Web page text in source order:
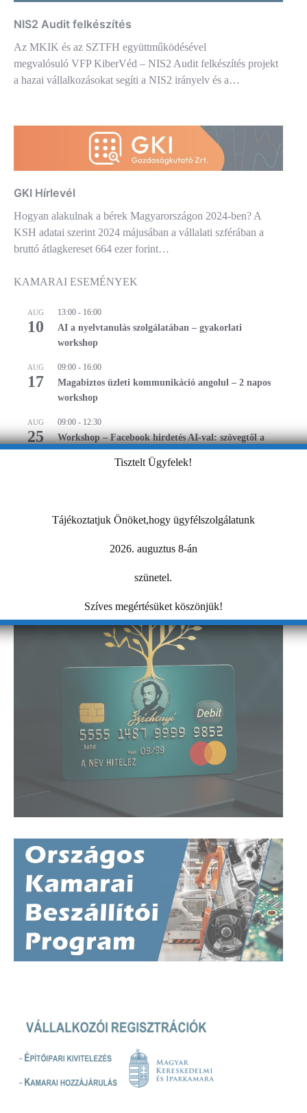
NIS2 Audit felkészítés
Az MKIK és az SZTFH együttműködésével
megvalósuló VFP KiberVéd – NIS2 Audit felkészítés projekt
a hazai vállalkozásokat segíti a NIS2 irányelv és a…
GKI Hírlevél
Hogyan alakulnak a bérek Magyarországon 2024-ben? A
KSH adatai szerint 2024 májusában a vállalati szférában a
bruttó átlagkereset 664 ezer forint…
KAMARAI ESEMÉNYEK
AUG
10
13:00 - 16:00
AI a nyelvtanulás szolgálatában – gyakorlati
workshop
AUG
17
09:00 - 16:00
Magabiztos üzleti kommunikáció angolul – 2 napos
workshop
AUG
25
09:00 - 12:30
Workshop – Facebook hirdetés AI-val: szövegtől a
kész kampányig egy délelőtt alatt
MIBEN SEGÍT A KAMARA?
Tisztelt Ügyfelek!
Tájékoztatjuk Önöket,hogy ügyfélszolgálatunk
2026. auguztus 8-án
szünetel.
Szíves megértésüket köszönjük!